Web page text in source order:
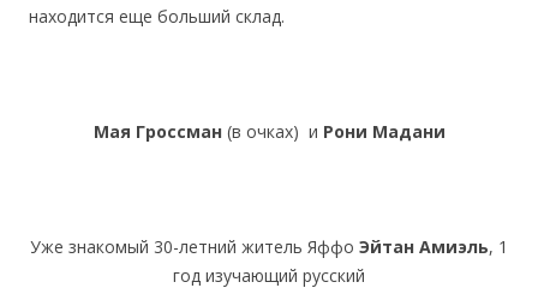
находится еще больший склад.
Мая Гроссман(в очках) и Рони Мадани
Уже знакомый 30-летний житель Яффо Эйтан Амиэль, 1
год изучающий русский